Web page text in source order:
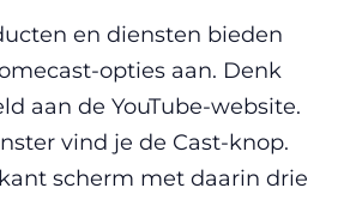
en diensten bieden
opties aan. Denk
aan de YouTube-website.
vind je de Cast-knop.
scherm met daarin drie